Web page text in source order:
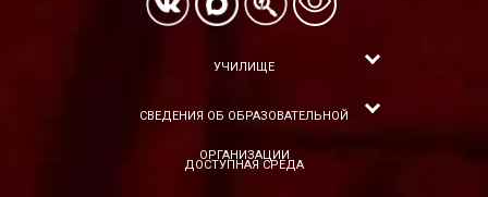
УЧИЛИЩЕ
СВЕДЕНИЯ ОБ ОБРАЗОВАТЕЛЬНОЙ
ОРГАНИЗАЦИИ
ДОСТУПНАЯ СРЕДА